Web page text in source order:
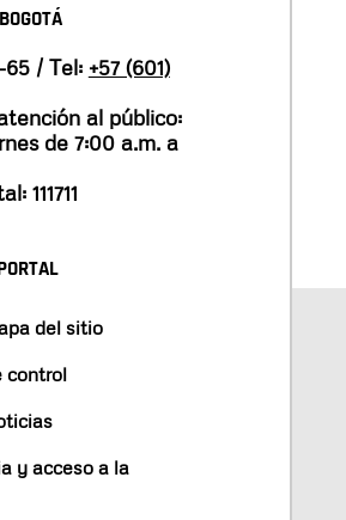
65 / Tel: +57 (601)
al público:
de 7:00 a.m. a
111711
del sitio
control
y acceso a la